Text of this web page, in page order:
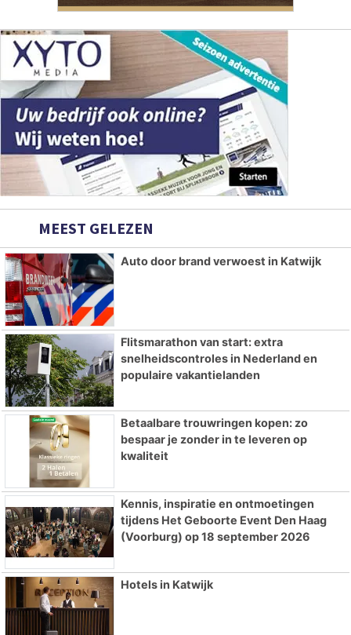
MEEST GELEZEN
Auto door brand verwoest in Katwijk
Flitsmarathon van start: extra
snelheidscontroles in Nederland en
populaire vakantielanden
Betaalbare trouwringen kopen: zo
bespaar je zonder in te leveren op
kwaliteit
Kennis, inspiratie en ontmoetingen
tijdens Het Geboorte Event Den Haag
(Voorburg) op 18 september 2026
Hotels in Katwijk